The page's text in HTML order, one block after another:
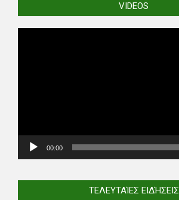
VIDEOS
00:00
ΤΕΛΕΥΤΑΊΕΣ ΕΙΔΉΣΕΙΣ